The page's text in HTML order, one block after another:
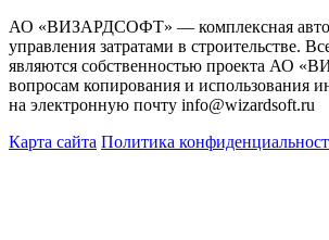
АО «ВИЗАРДСОФТ» — комплексная
управления затратами в строительстве.
являются собственностью проекта АО
вопросам копирования и использования
на электронную почту info@wizardsoft.ru
Карта сайта Политика